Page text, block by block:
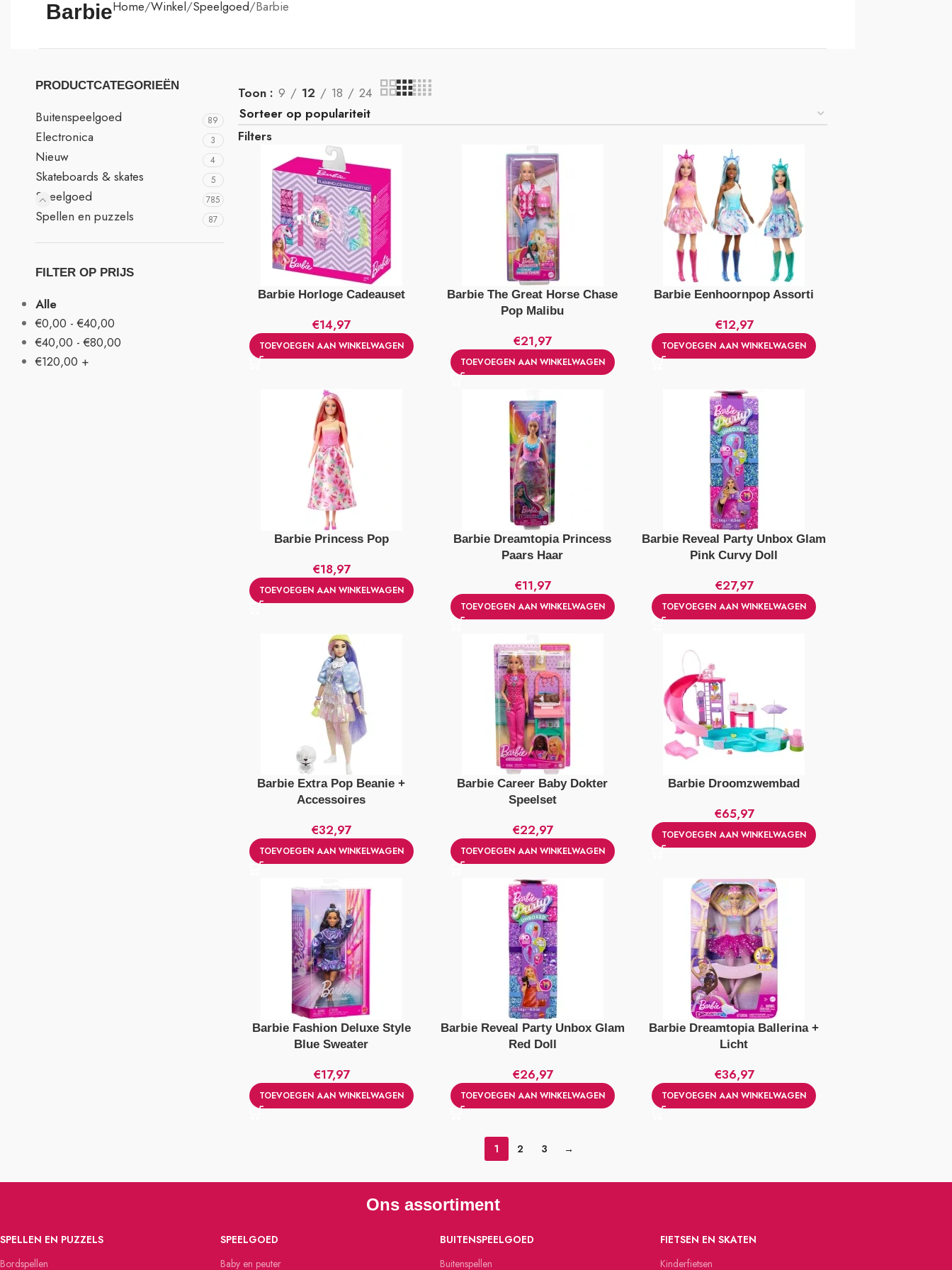
BarbieHome Winkel Speelgoed Barbie
PRODUCTCATEGORIEËN
Buitenspeelgoed 89
Electronica 3
Nieuw 4
Skateboards & skates 5
Speelgoed 785
Spellen en puzzels 87
FILTER OP PRIJS
Alle
€0,00 -€40,00
€40,00 -€80,00
€120,00 +
Toon 9 12 18 24
Filters
Barbie Horloge Cadeauset
€14,97
TOEVOEGEN AAN WINKELWAGEN
Barbie The Great Horse Chase
Pop Malibu
€21,97
TOEVOEGEN AAN WINKELWAGEN
Barbie Eenhoornpop Assorti
€12,97
TOEVOEGEN AAN WINKELWAGEN
Barbie Princess Pop
€18,97
TOEVOEGEN AAN WINKELWAGEN
Barbie Dreamtopia Princess
Paars Haar
€11,97
TOEVOEGEN AAN WINKELWAGEN
Barbie Reveal Party Unbox Glam
Pink Curvy Doll
€27,97
TOEVOEGEN AAN WINKELWAGEN
Barbie Extra Pop Beanie +
Accessoires
€32,97
TOEVOEGEN AAN WINKELWAGEN
Barbie Career Baby Dokter
Speelset
€22,97
TOEVOEGEN AAN WINKELWAGEN
Barbie Droomzwembad
€65,97
TOEVOEGEN AAN WINKELWAGEN
Barbie Fashion Deluxe Style
Blue Sweater
€17,97
TOEVOEGEN AAN WINKELWAGEN
Barbie Reveal Party Unbox Glam
Red Doll
€26,97
TOEVOEGEN AAN WINKELWAGEN
Barbie Dreamtopia Ballerina +
Licht
€36,97
TOEVOEGEN AAN WINKELWAGEN
1 2 3 →
Ons assortiment
SPELLEN EN PUZZELS
Bordspellen
SPEELGOED
Baby en peuter
BUITENSPEELGOED
Buitenspellen
FIETSEN EN SKATEN
Kinderfietsen